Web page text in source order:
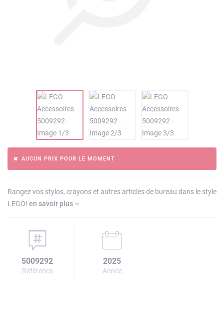
AUCUN PRIX POUR LE MOMENT
Rangez vos stylos, crayons et autres articles de bureau dans le style
LEGO! en savoir plus
5009292
Référence
2025
Année